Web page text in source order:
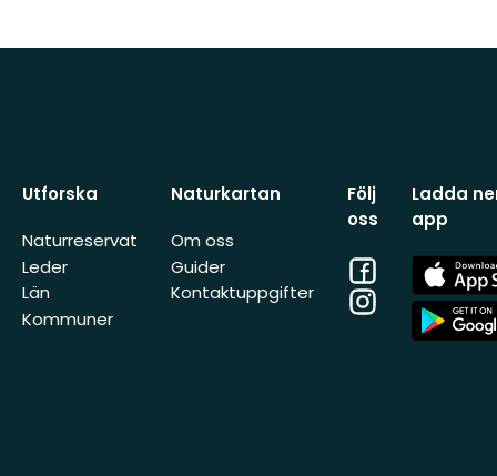
Utforska
Naturreservat
Leder
Län
Kommuner
Naturkartan
Om oss
Guider
Kontaktuppgifter
Följ
oss
Facebook
Instagram
Ladda
app
App
Store
App
Store